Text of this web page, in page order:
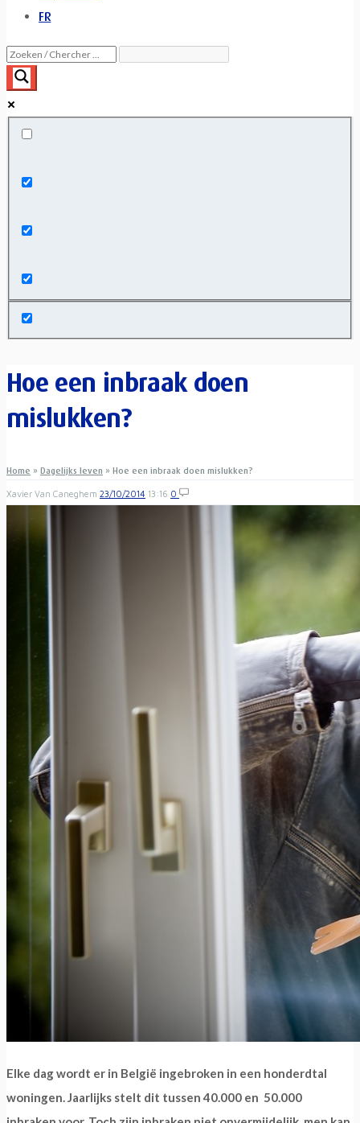
FR
Hoe een inbraak doen
mislukken?
Home » Dagelijks leven » Hoe een inbraak doen mislukken?
Xavier Van Caneghem 23/10/2014 13:16 0
Elke dag wordt er in België ingebroken in een honderdtal
woningen. Jaarlijks stelt dit tussen 40.000 en 50.000